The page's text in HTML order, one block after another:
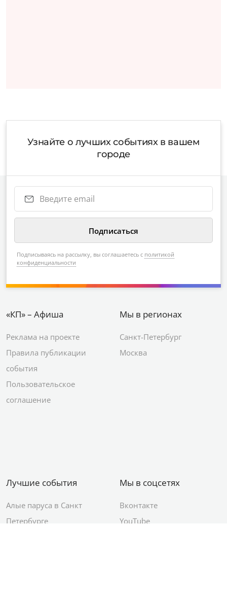
Узнайте о лучших событиях в вашем
городе
Подписываясь на рассылку, вы соглашаетесь с политикой
конфиденциальности
«КП» – Афиша
Реклама на проекте
Правила публикации
события
Пользовательское
соглашение
Мы в регионах
Санкт-Петербург
Москва
Лучшие события
Алые паруса в Санкт
Петербурге
Мы в соцсетях
Вконтакте
YouTube